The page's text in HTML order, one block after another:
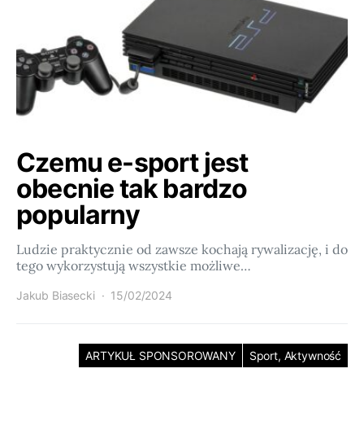
Czemu e-sport jest
obecnie tak bardzo
popularny
Ludzie praktycznie od zawsze kochają rywalizację, i do
tego wykorzystują wszystkie możliwe…
Jakub Biasecki 15/02/2024
ARTYKUŁ SPONSOROWANY Sport, Aktywność